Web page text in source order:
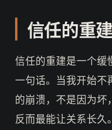
信任的重建
信任的重建是一个缓
一句话。当我开始不
的崩溃，不是因为坏
反而最能让关系长